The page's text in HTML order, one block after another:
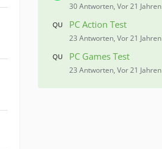
30 Antworten, Vor 21 Jahren
PC Action Test
23 Antworten, Vor 21 Jahren
PC Games Test
23 Antworten, Vor 21 Jahren